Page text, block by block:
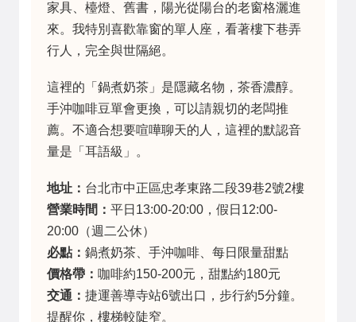
家具、檯燈、舊書，陽光從陽台的老窗格灑進
來。我特別喜歡靠窗的單人座，看著樓下巷弄
行人，完全與世隔絕。
這裡的「鍋煮奶茶」是隱藏名物，茶香濃醇。
手沖咖啡豆單會更換，可以請親切的老闆推
薦。不適合想要喧嘩聊天的人，這裡的默認音
量是「耳語級」。
地址： 台北市中正區忠孝東路二段39巷2號2樓
營業時間： 平日13:00-20:00，假日12:00-
20:00（週二公休）
必點： 鍋煮奶茶、手沖咖啡、每日限量甜點
價格帶： 咖啡約150-200元，甜點約180元
交通： 捷運善導寺站6號出口，步行約5分鐘。
提醒你，樓梯較陡窄。